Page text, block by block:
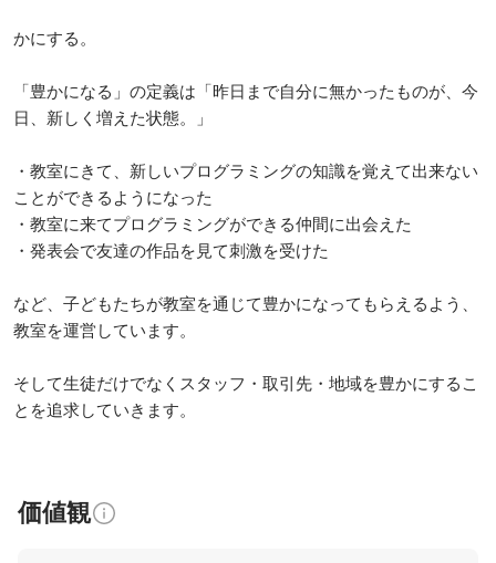
かにする。
「豊かになる」の定義は「昨日まで自分に無かったものが、今
日、新しく増えた状態。」
・教室にきて、新しいプログラミングの知識を覚えて出来ない
ことができるようになった
・教室に来てプログラミングができる仲間に出会えた
・発表会で友達の作品を見て刺激を受けた
など、子どもたちが教室を通じて豊かになってもらえるよう、
教室を運営しています。
そして生徒だけでなくスタッフ・取引先・地域を豊かにするこ
とを追求していきます。
価値観